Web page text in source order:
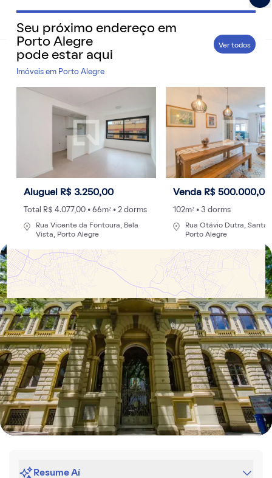
QuintoAndar Guias - Inspiração e tudo o que você
Home> Cidades
Faculdades em Porto Alegre: 8 instituições
bem avaliadas pelo MEC para estudar na
Capital Gaúcha
São diversas opções particulares ou públicas de
instituições de Ensino Superior que se destacam na
região oferecendo ensino de qualidade e moderno
Por Redação- 25/09/2023 às 23:55
Atualizado: 30/08/2024 às 14:40
Resume Aí
Seu próximo endereço em
Porto Alegre
pode estar aqui
Imóveis em Porto Alegre
Ver todos
Aluguel R$ 3.250,00
Total R$ 4.077,00 • 66m² • 2 dorms
Rua Vicente da Fontoura, Bela
Vista, Porto Alegre
Venda R$ 500.000,00
102m² • 3 dorms
Rua Otávio Dutra, Santa
Porto Alegre